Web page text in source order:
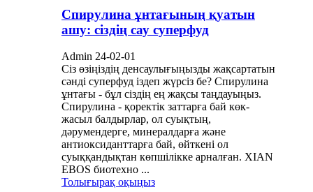
Спирулина ұнтағының қуатын
ашу: сіздің сау суперфуд
Admin 24-02-01
Сіз өзіңіздің денсаулығыңызды жақсартатын
сәнді суперфуд іздеп жүрсіз бе? Спирулина
ұнтағы - бұл сіздің ең жақсы таңдауыңыз.
Спирулина - қоректік заттарға бай көк-
жасыл балдырлар, ол суықтың,
дәрумендерге, минералдарға және
антиоксиданттарға бай, өйткені ол
суыққандықтан көпшілікке арналған. XIAN
EBOS биотехно ...
Толығырақ оқыңыз